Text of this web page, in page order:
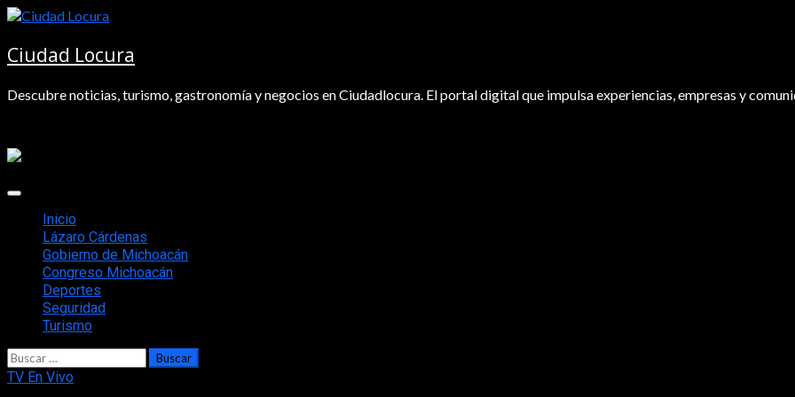
Saltar
contenido
Ciudad Locura
Descubre noticias, turismo, gastronomía y negocios en Ciudadlocura. El portal digital que impulsa experiencias, empresas y
Menú
principalInicio
Lázaro Cárdenas
Gobierno de Michoacán
Congreso Michoacán
Deportes
Seguridad
Turismo
Buscar:
TV En Vivo